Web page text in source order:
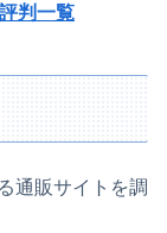
判一覧
通販サイトを調